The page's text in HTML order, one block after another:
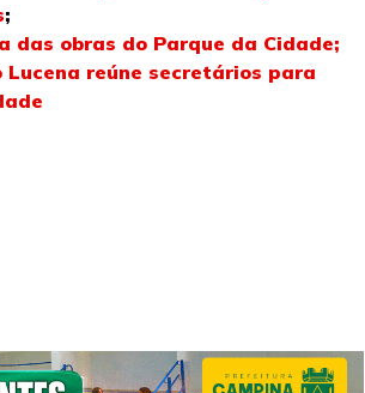
;
das obras do Parque da Cidade;
reúne secretários para